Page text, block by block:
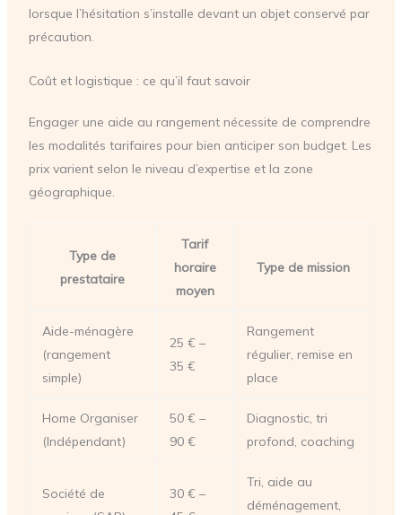
lorsque l’hésitation s’installe devant un objet conservé par
précaution.
Coût et logistique : ce qu’il faut savoir
Engager une aide au rangement nécessite de comprendre
les modalités tarifaires pour bien anticiper son budget. Les
prix varient selon le niveau d’expertise et la zone
géographique.
Type de
prestataire
Tarif
horaire
moyen
Type de mission
Aide-ménagère
(rangement
simple)
25 € –
35 €
Rangement
régulier, remise en
place
Home Organiser
(Indépendant)
50 € –
90 €
Diagnostic, tri
profond, coaching
Société de
30 € –
Tri, aide au
déménagement,